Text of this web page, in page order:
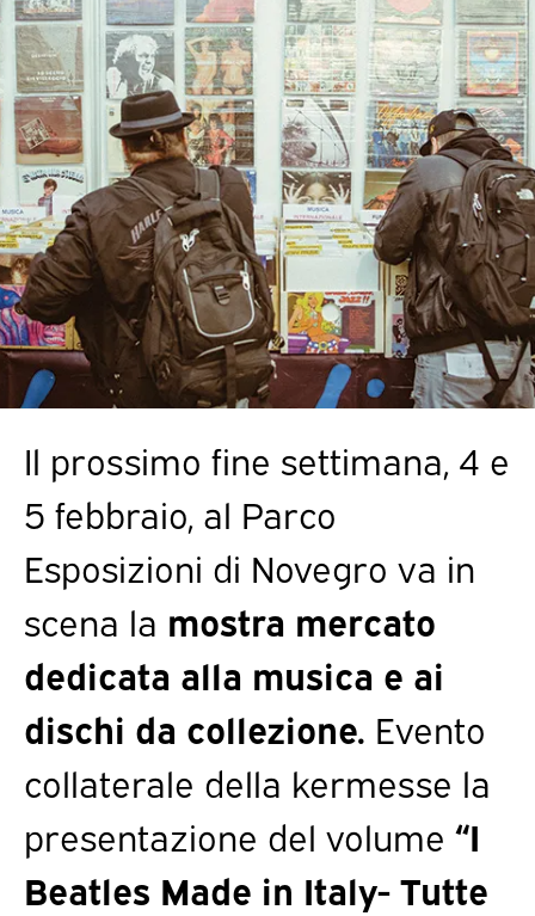
Il prossimo fine settimana, 4 e
5 febbraio, al Parco
Esposizioni di Novegro va in
scena la mostra mercato
dedicata alla musica e ai
dischi da collezione. Evento
collaterale della kermesse la
presentazione del volume “I
Beatles Made in Italy- Tutte